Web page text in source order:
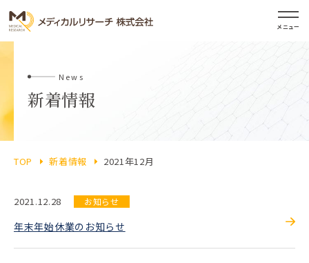
メニュー
News
新着情報
TOP 新着情報 2021年12月
2021.12.28 お知らせ
年末年始休業のお知らせ